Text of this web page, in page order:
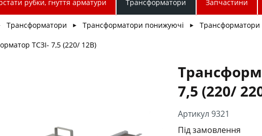
рубки, гнуття арматури Трансформатори Запчастини
Трансформатори ► Трансформатори понижуючі ► Трансформатори
ТСЗІ- 7,5 (220/ 12В)
7,5 (220/
Артикул 9321
Під замовлення